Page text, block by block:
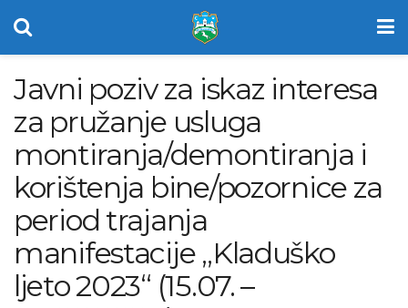
Javni poziv za iskaz interesa
za pružanje usluga
montiranja/demontiranja i
korištenja bine/pozornice za
period trajanja
manifestacije „Kladuško
ljeto 2023“ (15.07. –